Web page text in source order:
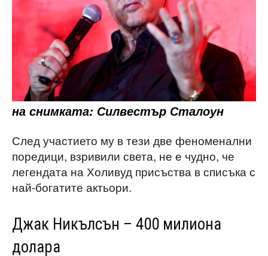
на снимката: Силвестър Сталоун
След участието му в тези две феноменални
поредици, взривили света, не е чудно, че
легендата на Холивуд присъства в списъка с
най-богатите актьори.
Джак Никълсън – 400 милиона
долара